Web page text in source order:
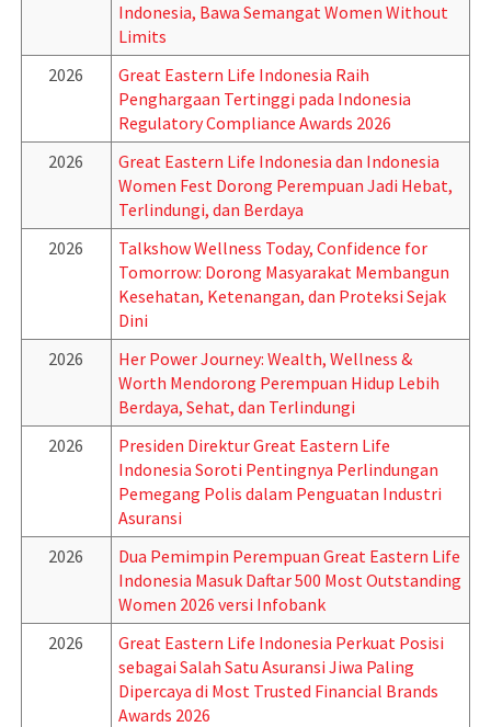
Indonesia, Bawa Semangat Women Without
Limits
2026
Great Eastern Life Indonesia Raih
Penghargaan Tertinggi pada Indonesia
Regulatory Compliance Awards 2026
2026
Great Eastern Life Indonesia dan Indonesia
Women Fest Dorong Perempuan Jadi Hebat,
Terlindungi, dan Berdaya
2026
Talkshow Wellness Today, Confidence for
Tomorrow: Dorong Masyarakat Membangun
Kesehatan, Ketenangan, dan Proteksi Sejak
Dini
2026
Her Power Journey: Wealth, Wellness &
Worth Mendorong Perempuan Hidup Lebih
Berdaya, Sehat, dan Terlindungi
2026
Presiden Direktur Great Eastern Life
Indonesia Soroti Pentingnya Perlindungan
Pemegang Polis dalam Penguatan Industri
Asuransi
2026
Dua Pemimpin Perempuan Great Eastern Life
Indonesia Masuk Daftar 500 Most Outstanding
Women 2026 versi Infobank
2026
Great Eastern Life Indonesia Perkuat Posisi
sebagai Salah Satu Asuransi Jiwa Paling
Dipercaya di Most Trusted Financial Brands
Awards 2026